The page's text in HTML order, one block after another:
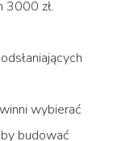
3000 zł.
wybierać
budować